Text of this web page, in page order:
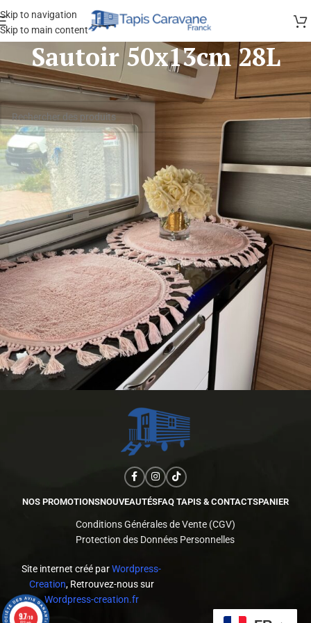
Skip to navigation
Skip to main content
Sautoir 50x13cm 28L
Aucun produit ne correspond à votre sélection.
NOS PROMOTIONSNOUVEAUTÉSFAQ TAPIS & CONTACTSPANIER
Conditions Générales de Vente (CGV)
Protection des Données Personnelles
Site internet créé parWordpress-
Creation, Retrouvez-nous sur
Wordpress-creation.fr
9.7/10